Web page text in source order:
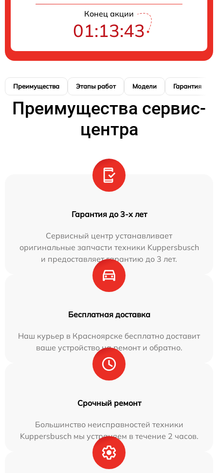
Конец акции
01:13:42
Преимущества Этапы работ Модели Гарантия
Преимущества сервис-
центра
Гарантия до 3-х лет
Сервисный центр устанавливает
оригинальные запчасти техники Kuppersbusch
и предоставляет гарантию до 3 лет.
Бесплатная доставка
Наш курьер в Красноярске бесплатно доставит
ваше устройство на ремонт и обратно.
Срочный ремонт
Большинство неисправностей техники
Kuppersbusch мы устраняем в течение 2 часов.